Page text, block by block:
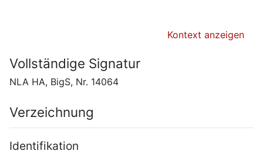
Kontext anzeigen
Vollständige Signatur
NLA HA, BigS, Nr. 14064
Verzeichnung
Identifikation